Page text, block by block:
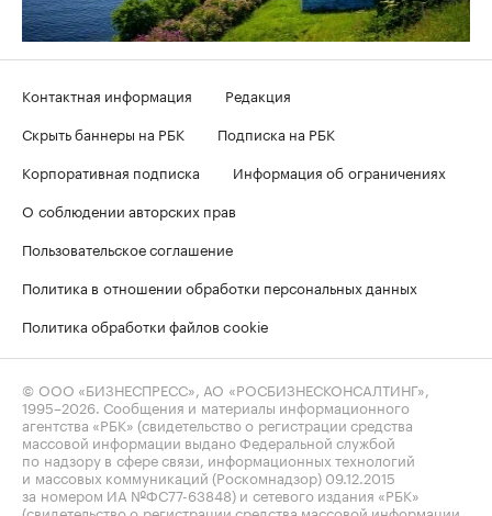
Контактная информация
Редакция
Скрыть баннеры на РБК
Подписка на РБК
Корпоративная подписка
Информация об ограничениях
О соблюдении авторских прав
Пользовательское соглашение
Политика в отношении обработки персональных данных
Политика обработки файлов cookie
© ООО «БИЗНЕСПРЕСС», АО «РОСБИЗНЕСКОНСАЛТИНГ»,
1995–2026. Сообщения и материалы информационного
агентства «РБК» (свидетельство о регистрации средства
массовой информации выдано Федеральной службой
по надзору в сфере связи, информационных технологий
и массовых коммуникаций (Роскомнадзор) 09.12.2015
за номером ИА №ФС77-63848) и сетевого издания «РБК»
(свидетельство о регистрации средства массовой информации